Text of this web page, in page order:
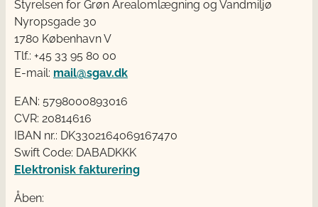
Styrelsen for Grøn Arealomlægning og Vandmiljø
Nyropsgade 30
1780 København V
Tlf.: +45 33 95 80 00
E-mail: mail@sgav.dk
EAN: 5798000893016
CVR: 20814616
IBAN nr.: DK3302164069167470
Swift Code: DABADKKK
Elektronisk fakturering
Åben: